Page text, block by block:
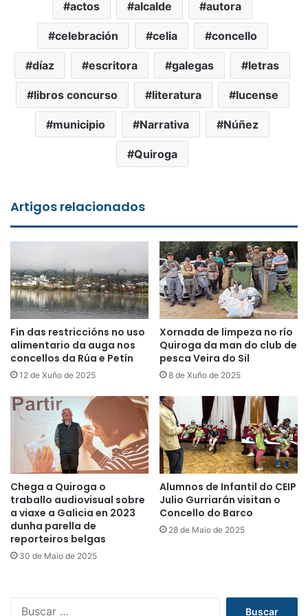
actos alcalde autora
celebración celia concello
díaz escritora galegas letras
libros concurso literatura lucense
municipio Narrativa Núñez
Quiroga
Artigos relacionados
Fin das restriccións no uso
alimentario da auga nos
concellos da Rúa e Petín
12 de Xuño de 2025
Xornada de limpeza no río
Quiroga da man do club de
pesca Veira do Sil
8 de Xuño de 2025
Chega a Quiroga o
traballo audiovisual sobre
a viaxe a Galicia en 2023
dunha parella de
reporteiros belgas
30 de Maio de 2025
Alumnos de Infantil do CEIP
Julio Gurriarán visitan o
Concello do Barco
28 de Maio de 2025